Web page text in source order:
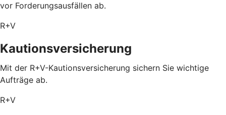
vor Forderungsausfällen ab.
R+V
Kautionsversicherung
Mit der R+V-Kautionsversicherung sichern Sie wichtige
Aufträge ab.
R+V